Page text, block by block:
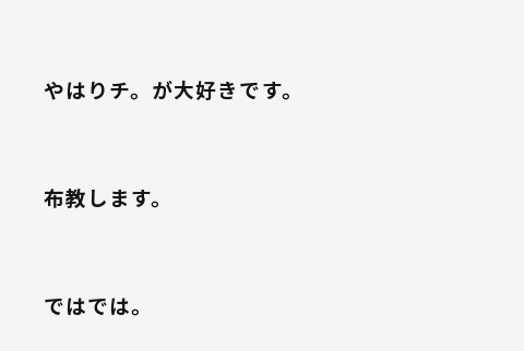
やはりチ。が大好きです。
布教します。
ではでは。